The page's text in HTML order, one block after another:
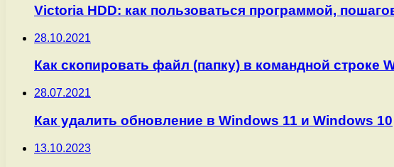
Victoria HDD: как пользоваться программой,
28.10.2021
Как скопировать файл (папку) в командной строке
28.07.2021
Как удалить обновление в Windows 11 и Windows 10
13.10.2023